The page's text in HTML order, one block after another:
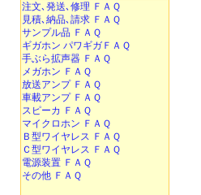
注文､発送､修理 ＦＡＱ
見積､納品､請求 ＦＡＱ
サンプル品 ＦＡＱ
ギガホン パワギガＦＡＱ
手ぶら拡声器 ＦＡＱ
メガホン ＦＡＱ
放送アンプ ＦＡＱ
車載アンプ ＦＡＱ
スピーカ ＦＡＱ
マイクロホン ＦＡＱ
Ｂ型ワイヤレス ＦＡＱ
Ｃ型ワイヤレス ＦＡＱ
電源装置 ＦＡＱ
その他 ＦＡＱ